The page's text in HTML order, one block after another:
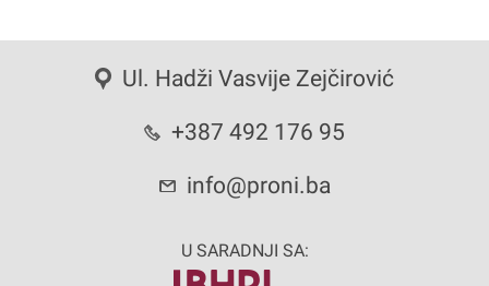
Ul. Hadži Vasvije Zejčirović
+387 492 176 95
info@proni.ba
U SARADNJI SA: